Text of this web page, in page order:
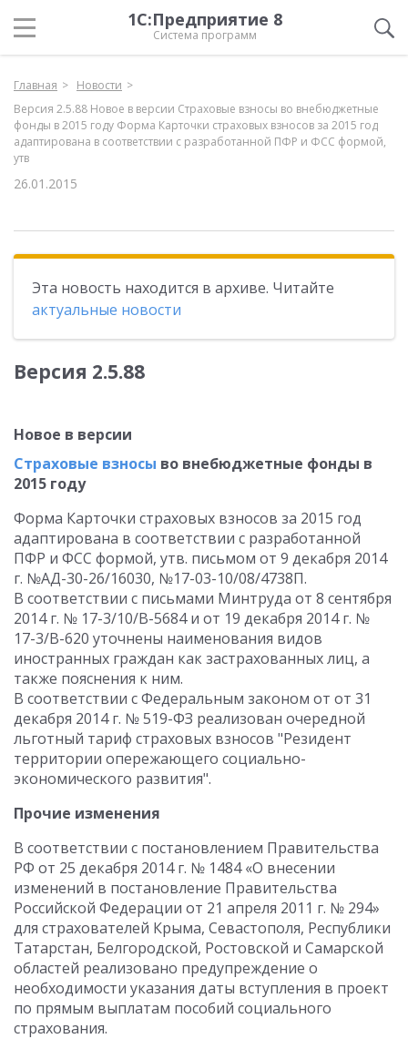
1С:Предприятие 8
Система программ
Главная
Новости
Версия 2.5.88 Новое в версии Страховые взносы во внебюджетные
фонды в 2015 году Форма Карточки страховых взносов за 2015 год
адаптирована в соответствии с разработанной ПФР и ФСС формой,
утв
26.01.2015
Эта новость находится в архиве. Читайте
актуальные новости
Версия 2.5.88
Новое в версии
Страховые взносы во внебюджетные фонды в
2015 году
Форма Карточки страховых взносов за 2015 год
адаптирована в соответствии с разработанной
ПФР и ФСС формой, утв. письмом от 9 декабря 2014
г. №АД-30-26/16030, №17-03-10/08/4738П.
В соответствии с письмами Минтруда от 8 сентября
2014 г. № 17-3/10/В-5684 и от 19 декабря 2014 г. №
17-3/В-620 уточнены наименования видов
иностранных граждан как застрахованных лиц, а
также пояснения к ним.
В соответствии с Федеральным законом от от 31
декабря 2014 г. № 519-ФЗ реализован очередной
льготный тариф страховых взносов "Резидент
территории опережающего социально-
экономического развития".
Прочие изменения
В соответствии с постановлением Правительства
РФ от 25 декабря 2014 г. № 1484 «О внесении
изменений в постановление Правительства
Российской Федерации от 21 апреля 2011 г. № 294»
для страхователей Крыма, Севастополя, Республики
Татарстан, Белгородской, Ростовской и Самарской
областей реализовано предупреждение о
необходимости указания даты вступления в проект
по прямым выплатам пособий социального
страхования.